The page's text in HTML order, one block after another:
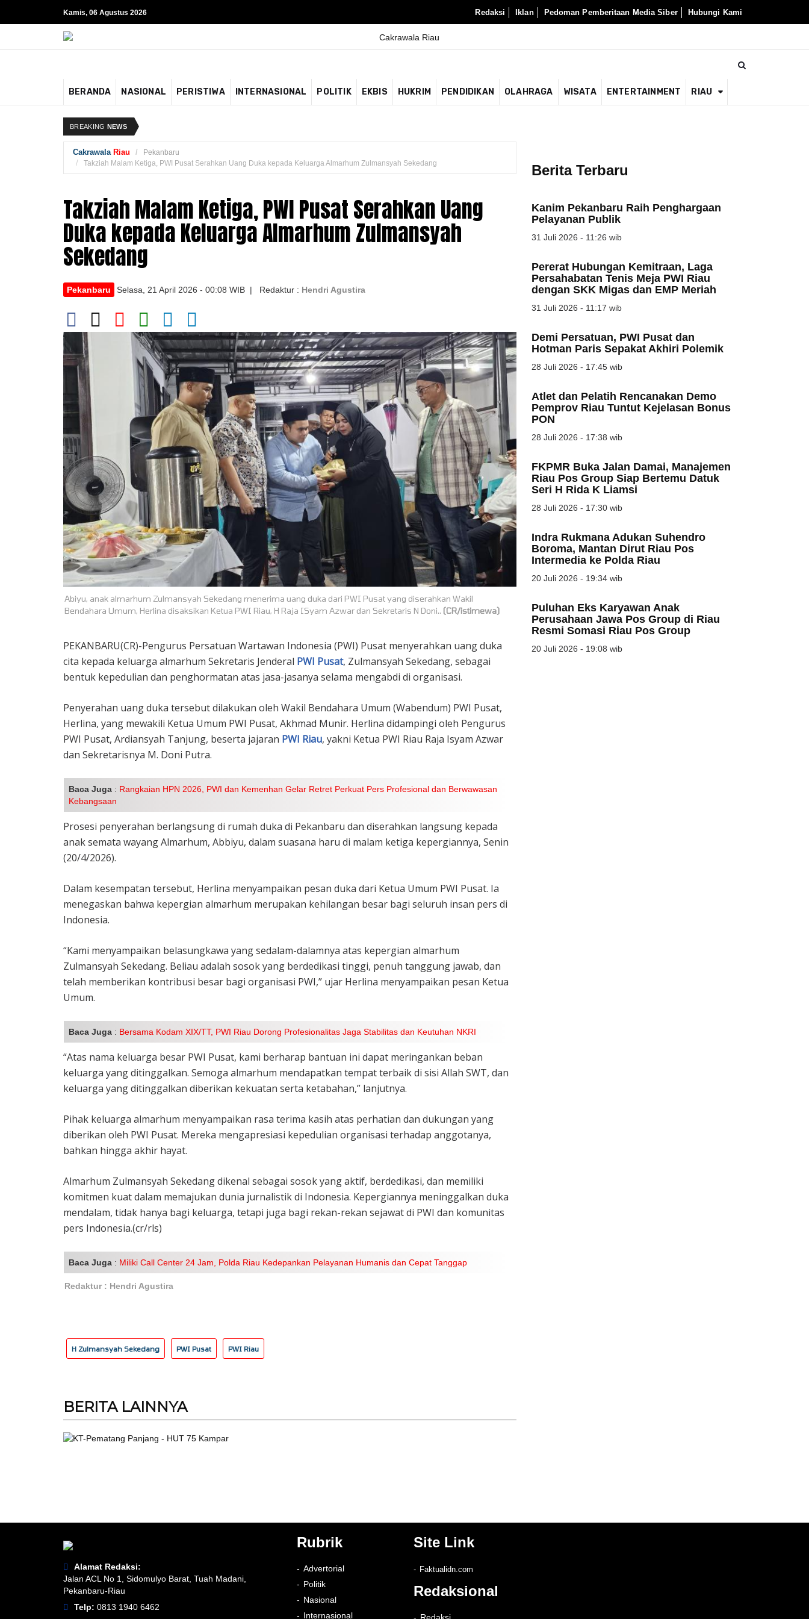
Kamis, 06 Agustus 2026 Redaksi Iklan Pedoman Pemberitaan Media Siber Hubungi Kami
BERANDA NASIONAL PERISTIWA INTERNASIONAL POLITIK EKBIS HUKRIM PENDIDIKAN OLAHRAGA WISATA ENTERTAINMENT RIAU
BREAKING NEWS
Cakrawala Riau
Pekanbaru
Takziah Malam Ketiga, PWI Pusat Serahkan Uang Duka kepada Keluarga Almarhum Zulmansyah Sekedang
Takziah Malam Ketiga, PWI Pusat Serahkan Uang
Duka kepada Keluarga Almarhum Zulmansyah
Sekedang
Pekanbaru Selasa, 21 April 2026 - 00:08 WIB | Redaktur : Hendri Agustira
Abiyu, anak almarhum Zulmansyah Sekedang menerima uang duka dari PWI Pusat yang diserahkan Wakil
Bendahara Umum, Herlina disaksikan Ketua PWI Riau, H Raja ISyam Azwar dan Sekretaris N Doni.. (CR/istimewa)
PEKANBARU(CR)-Pengurus Persatuan Wartawan Indonesia (PWI) Pusat menyerahkan uang duka
cita kepada keluarga almarhum Sekretaris Jenderal PWI Pusat, Zulmansyah Sekedang, sebagai
bentuk kepedulian dan penghormatan atas jasa-jasanya selama mengabdi di organisasi.
Penyerahan uang duka tersebut dilakukan oleh Wakil Bendahara Umum (Wabendum) PWI Pusat,
Herlina, yang mewakili Ketua Umum PWI Pusat, Akhmad Munir. Herlina didampingi oleh Pengurus
PWI Pusat, Ardiansyah Tanjung, beserta jajaran PWI Riau, yakni Ketua PWI Riau Raja Isyam Azwar
dan Sekretarisnya M. Doni Putra.
Baca Juga : Rangkaian HPN 2026, PWI dan Kemenhan Gelar Retret Perkuat Pers Profesional dan Berwawasan
Kebangsaan
Prosesi penyerahan berlangsung di rumah duka di Pekanbaru dan diserahkan langsung kepada
anak semata wayang Almarhum, Abbiyu, dalam suasana haru di malam ketiga kepergiannya, Senin
(20/4/2026).
Dalam kesempatan tersebut, Herlina menyampaikan pesan duka dari Ketua Umum PWI Pusat. Ia
menegaskan bahwa kepergian almarhum merupakan kehilangan besar bagi seluruh insan pers di
Indonesia.
“Kami menyampaikan belasungkawa yang sedalam-dalamnya atas kepergian almarhum
Zulmansyah Sekedang. Beliau adalah sosok yang berdedikasi tinggi, penuh tanggung jawab, dan
telah memberikan kontribusi besar bagi organisasi PWI,” ujar Herlina menyampaikan pesan Ketua
Umum.
Baca Juga : Bersama Kodam XIX/TT, PWI Riau Dorong Profesionalitas Jaga Stabilitas dan Keutuhan NKRI
“Atas nama keluarga besar PWI Pusat, kami berharap bantuan ini dapat meringankan beban
keluarga yang ditinggalkan. Semoga almarhum mendapatkan tempat terbaik di sisi Allah SWT, dan
keluarga yang ditinggalkan diberikan kekuatan serta ketabahan,” lanjutnya.
Pihak keluarga almarhum menyampaikan rasa terima kasih atas perhatian dan dukungan yang
diberikan oleh PWI Pusat. Mereka mengapresiasi kepedulian organisasi terhadap anggotanya,
bahkan hingga akhir hayat.
Almarhum Zulmansyah Sekedang dikenal sebagai sosok yang aktif, berdedikasi, dan memiliki
komitmen kuat dalam memajukan dunia jurnalistik di Indonesia. Kepergiannya meninggalkan duka
mendalam, tidak hanya bagi keluarga, tetapi juga bagi rekan-rekan sejawat di PWI dan komunitas
pers Indonesia.(cr/rls)
Baca Juga : Miliki Call Center 24 Jam, Polda Riau Kedepankan Pelayanan Humanis dan Cepat Tanggap
Redaktur : Hendri Agustira
H Zulmansyah Sekedang PWI Pusat PWI Riau
BERITA LAINNYA
Berita Terbaru
Kanim Pekanbaru Raih Penghargaan
Pelayanan Publik
31 Juli 2026 - 11:26 wib
Pererat Hubungan Kemitraan, Laga
Persahabatan Tenis Meja PWI Riau
dengan SKK Migas dan EMP Meriah
31 Juli 2026 - 11:17 wib
Demi Persatuan, PWI Pusat dan
Hotman Paris Sepakat Akhiri Polemik
28 Juli 2026 - 17:45 wib
Atlet dan Pelatih Rencanakan Demo
Pemprov Riau Tuntut Kejelasan Bonus
PON
28 Juli 2026 - 17:38 wib
FKPMR Buka Jalan Damai, Manajemen
Riau Pos Group Siap Bertemu Datuk
Seri H Rida K Liamsi
28 Juli 2026 - 17:30 wib
Indra Rukmana Adukan Suhendro
Boroma, Mantan Dirut Riau Pos
Intermedia ke Polda Riau
20 Juli 2026 - 19:34 wib
Puluhan Eks Karyawan Anak
Perusahaan Jawa Pos Group di Riau
Resmi Somasi Riau Pos Group
20 Juli 2026 - 19:08 wib
Alamat Redaksi:
Jalan ACL No 1, Sidomulyo Barat, Tuah Madani,
Pekanbaru-Riau
Telp: 0813 1940 6462
Rubrik
Advertorial
Politik
Nasional
Internasional
Site Link
Faktualidn.com
Redaksional